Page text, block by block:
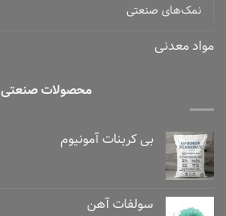
نمک‌های صنعتی
مواد معدنی
محصولات صنعتی
بی کربنات آمونیوم
سولفات آهن